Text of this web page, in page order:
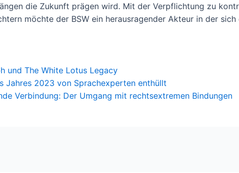
die Zukunft prägen wird. Mit der Verpflichtung zu
möchte der BSW ein herausragender Akteur in der
und The White Lotus Legacy
Jahres 2023 von Sprachexperten enthüllt
Verbindung: Der Umgang mit rechtsextremen Bindungen